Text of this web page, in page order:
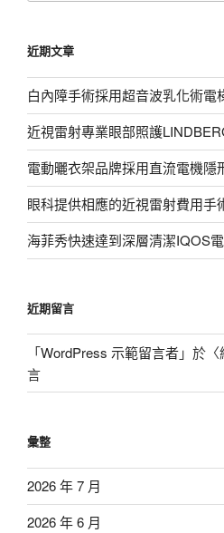
字:
近期文章
白內障手術採用超音波乳化術電
近視雷射專業眼部照護
電動曬衣架品牌採用直流電機隱
眼科提供相應的近視雷射費用手
海菲秀快速達到深層清潔IQOS
近期留言
「WordPress 示範留言者」於〈
言
彙整
2026 年 7 月
2026 年 6 月